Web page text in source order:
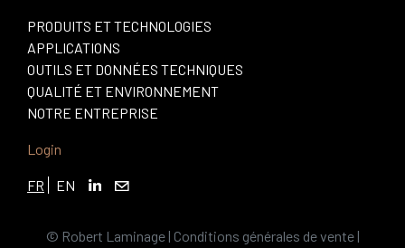
PRODUITS ET TECHNOLOGIES
APPLICATIONS
OUTILS ET DONNÉES TECHNIQUES
QUALITÉ ET ENVIRONNEMENT
NOTRE ENTREPRISE
Login
FR EN
© Robert Laminage | Conditions générales de vente|